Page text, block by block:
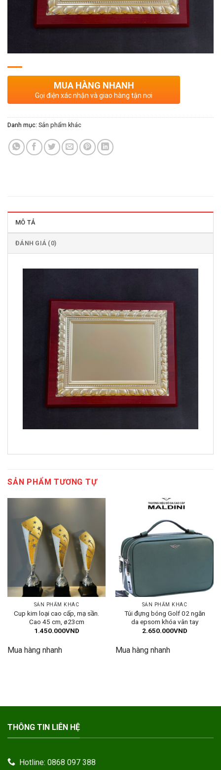
MUA HÀNG NHANH
Gọi điện xác nhận và giao hàng tận nơi
Danh mục: Sản phẩm khác
MÔ TẢ
ĐÁNH GIÁ (0)
SẢN PHẨM TƯƠNG TỰ
SẢN PHẨM KHÁC
Cup kim loại cao cấp, mạ sần.
Cao 45 cm, ø23cm
1.450.000VND
Mua hàng nhanh
SẢN PHẨM KHÁC
Túi đựng bóng Golf 02 ngăn
da epsom khóa vân tay
2.650.000VND
Mua hàng nhanh
THÔNG TIN LIÊN HỆ
Hotline: 0868 097 388